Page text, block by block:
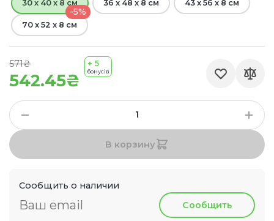
542.45₴
571₴ + 5
бонусів
30 x 40 x 8 см 36 x 48 x 8 см 43 x 56 x 8 см
-5%
70 x 52 x 8 см
В корзину
Сообщить о наличии
Сообщить